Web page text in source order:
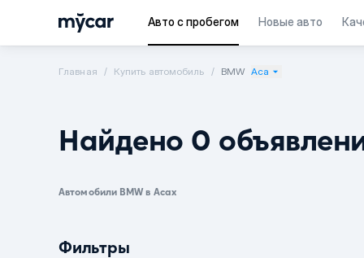
Авто с пробегом Новые авто
Главная Купить автомобиль BMW Аса
Найдено 0
Автомобили BMW в Асах
Фильтры